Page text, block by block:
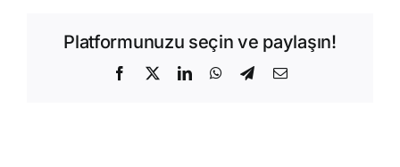
Platformunuzu seçin ve paylaşın!
Facebook
X LinkedInWhatsApp
Telegram
E-